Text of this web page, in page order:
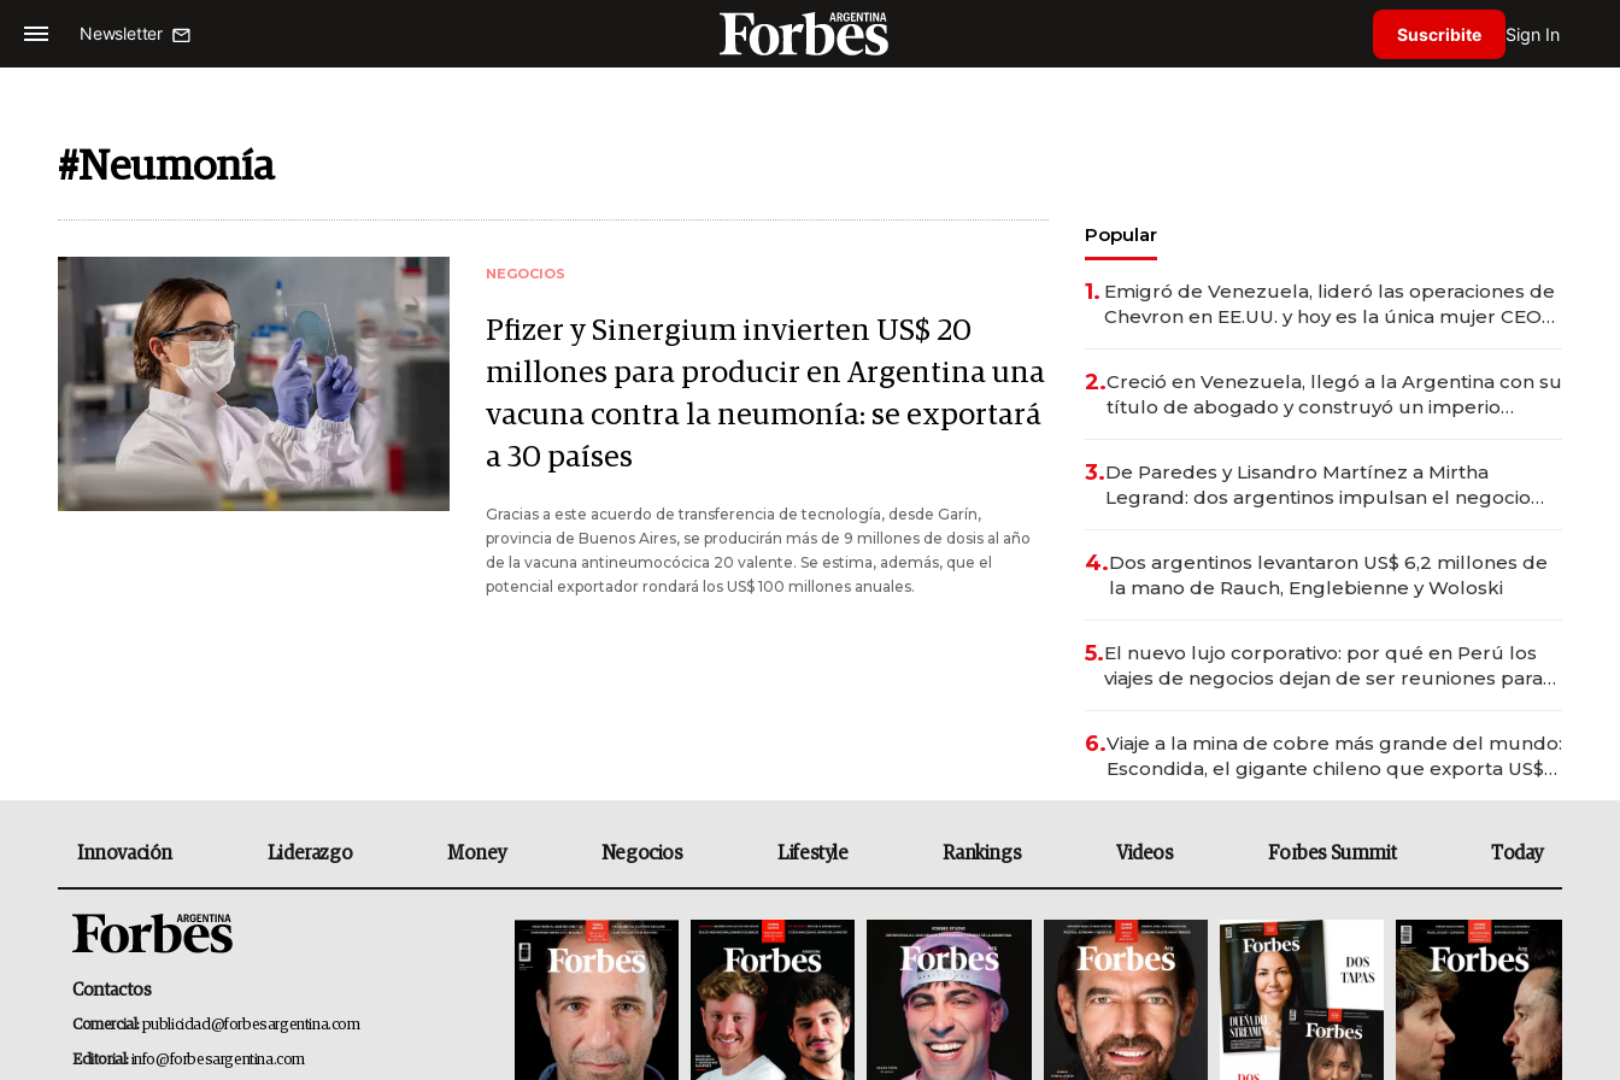
Newsletter Suscribite Sign In
#Neumonía
NEGOCIOS
Pfizer y Sinergium invierten US$ 20
millones para producir en Argentina una
vacuna contra la neumonía: se exportará
a 30 países
Gracias a este acuerdo de transferencia de tecnología, desde Garín,
provincia de Buenos Aires, se producirán más de 9 millones de dosis al año
de la vacuna antineumocócica 20 valente. Se estima, además, que el
potencial exportador rondará los US$ 100 millones anuales.
Popular
1. Emigró de Venezuela, lideró las operaciones de
Chevron en EE.UU. y hoy es la única mujer CEO
2.Creció en Venezuela, llegó a la Argentina con su
título de abogado y construyó un imperio
3.De Paredes y Lisandro Martínez a Mirtha
Legrand: dos argentinos impulsan el negocio
4.Dos argentinos levantaron US$ 6,2 millones de
la mano de Rauch, Englebienne y Woloski
5.El nuevo lujo corporativo: por qué en Perú los
viajes de negocios dejan de ser reuniones para
6.Viaje a la mina de cobre más grande del mundo:
Escondida, el gigante chileno que exporta US$
Innovación Liderazgo Money Negocios Lifestyle Rankings Videos Forbes Summit Today
Contactos
Comercial:publicidad@forbesargentina.com
Editorial:info@forbesargentina.com